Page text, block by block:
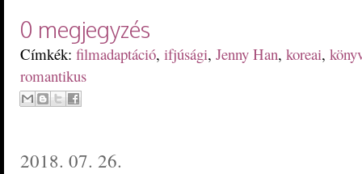
0 megjegyzés
Címkék: filmadaptáció, ifjúsági, Jenny Han, koreai,
romantikus
2018. 07. 26.